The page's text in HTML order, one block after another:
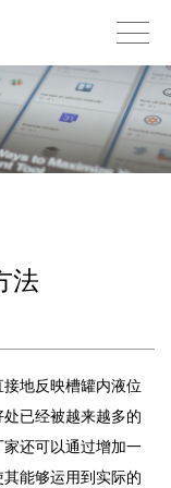
法
地反映槽罐内液位
已经被越来越多的
还可以通过增加一
能够运用到实际的